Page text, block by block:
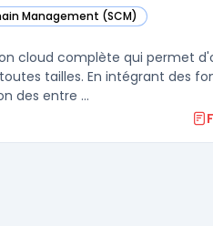
Management (SCM)
Supply Chain Management dans
cloud complète qui permet
tailles. En intégrant des
des entre ...